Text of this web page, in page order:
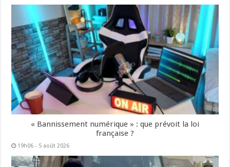
« Bannissement numérique » : que prévoit la loi
française ?
19h06 - 5 août 2026